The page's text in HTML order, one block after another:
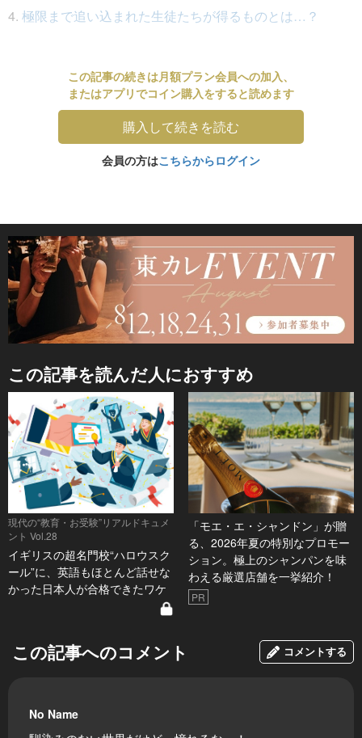
4. 極限まで追い込まれた生徒たちが得るものとは…？
この記事の続きは月額プラン会員への加入、
またはアプリでコイン購入をすると読めます
購入して続きを読む
会員の方はこちらからログイン
この記事を読んだ人におすすめ
現代の“教育・お受験”リアルドキュメ
ント Vol.28
イギリスの超名門校“ハロウスク
ール”に、英語もほとんど話せな
かった日本人が合格できたワケ
「モエ・エ・シャンドン」が贈
る、2026年夏の特別なプロモー
ション。極上のシャンパンを味
わえる厳選店舗を一挙紹介！
PR
この記事へのコメント コメントする
No Name